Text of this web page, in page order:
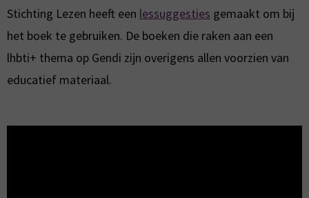
Stichting Lezen heeft een lessuggesties gemaakt om bij
het boek te gebruiken. De boeken die raken aan een
lhbti+ thema op Gendi zijn overigens allen voorzien van
educatief materiaal.